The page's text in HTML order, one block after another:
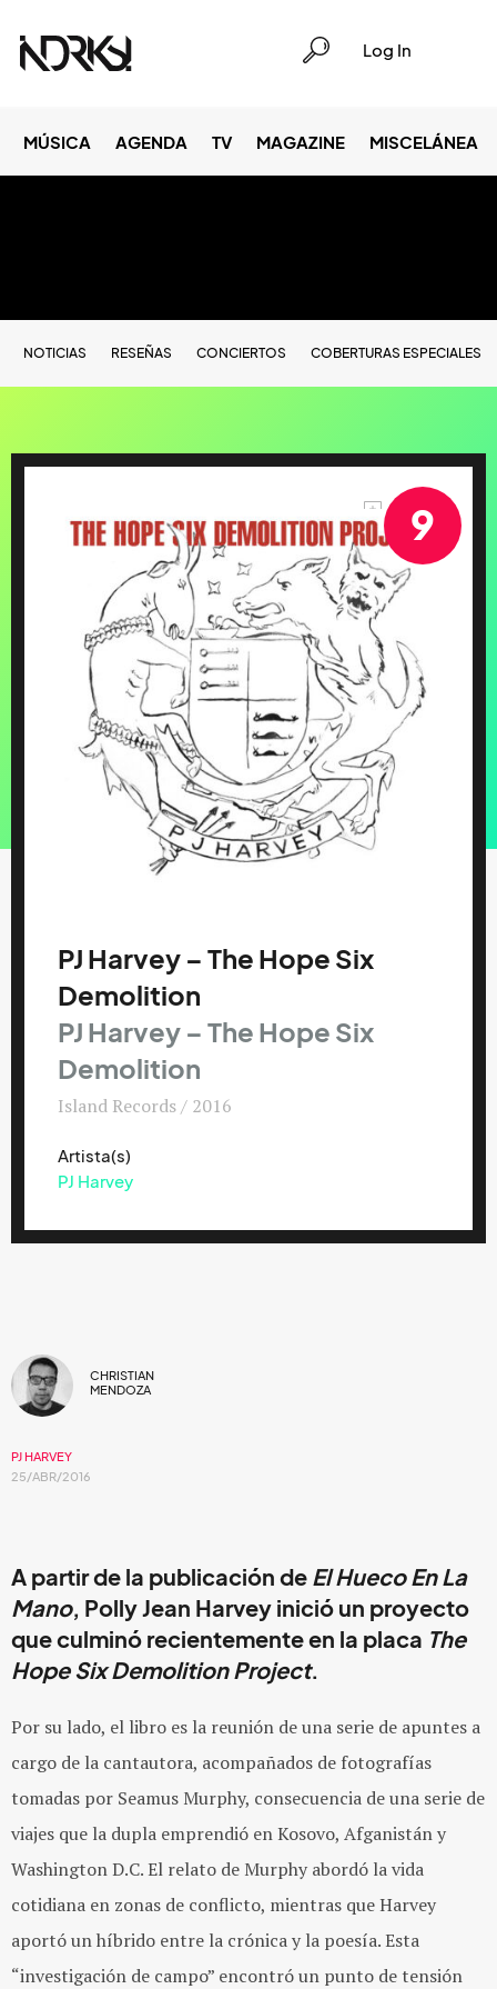
Log In
MÚSICA AGENDA TV MAGAZINE MISCELÁNEA
NOTICIAS RESEÑAS CONCIERTOS COBERTURAS ESPECIALES
9
PJ Harvey – The Hope Six
Demolition
PJ Harvey – The Hope Six
Demolition
Island Records / 2016
Artista(s)
PJ Harvey
CHRISTIAN
MENDOZA
PJ HARVEY
25/ABR/2016
A partir de la publicación de El Hueco En La
Mano, Polly Jean Harvey inició un proyecto
que culminó recientemente en la placa The
Hope Six Demolition Project.
Por su lado, el libro es la reunión de una serie de apuntes a
cargo de la cantautora, acompañados de fotografías
tomadas por Seamus Murphy, consecuencia de una serie de
viajes que la dupla emprendió en Kosovo, Afganistán y
Washington D.C. El relato de Murphy abordó la vida
cotidiana en zonas de conflicto, mientras que Harvey
aportó un híbrido entre la crónica y la poesía. Esta
“investigación de campo” encontró un punto de tensión